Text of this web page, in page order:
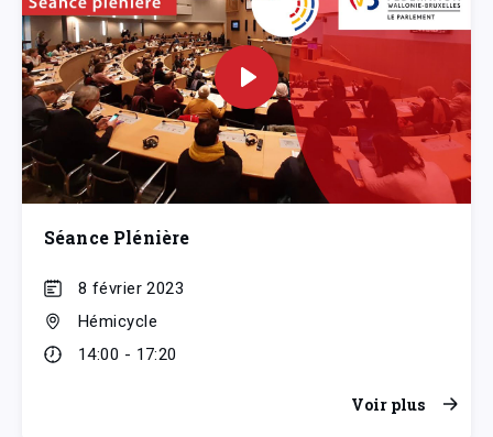
Séance Plénière
8 février 2023
Hémicycle
14:00 - 17:20
Voir plus